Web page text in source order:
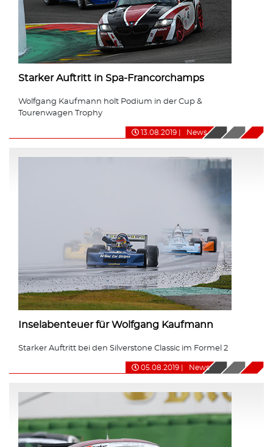
Starker Auftritt in Spa-Francorchamps
Wolfgang Kaufmann holt Podium in der Cup &
Tourenwagen Trophy
13.08.2019 News
Inselabenteuer für Wolfgang Kaufmann
Starker Auftritt bei den Silverstone Classic im Formel 2
05.08.2019 News